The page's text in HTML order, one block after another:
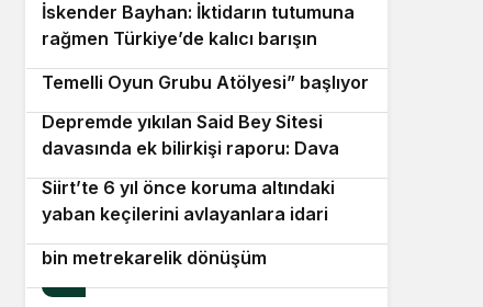
İskender Bayhan: İktidarın tutumuna
rağmen Türkiye’de kalıcı barışın
sağlanması ve Kürt sorununun
demokratik çözümünü savunuyoruz
5
Beşiktaş Belediyesi’nin “Theraplay
Temelli Oyun Grubu Atölyesi” başlıyor
6
Depremde yıkılan Said Bey Sitesi
davasında ek bilirkişi raporu: Dava
dışı 6 kişinin daha sorumluluğu tespit
edildi
7
Siirt’te 6 yıl önce koruma altındaki
yaban keçilerini avlayanlara idari
para cezası kesildi
8
bin metrekarelik dönüşüm